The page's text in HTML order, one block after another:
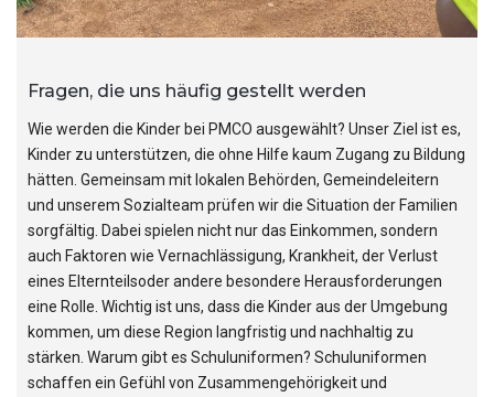
Fragen, die uns häufig gestellt werden
Wie werden die Kinder bei PMCO ausgewählt? Unser Ziel ist es,
Kinder zu unterstützen, die ohne Hilfe kaum Zugang zu Bildung
hätten. Gemeinsam mit lokalen Behörden, Gemeindeleitern
und unserem Sozialteam prüfen wir die Situation der Familien
sorgfältig. Dabei spielen nicht nur das Einkommen, sondern
auch Faktoren wie Vernachlässigung, Krankheit, der Verlust
eines Elternteilsoder andere besondere Herausforderungen
eine Rolle. Wichtig ist uns, dass die Kinder aus der Umgebung
kommen, um diese Region langfristig und nachhaltig zu
stärken. Warum gibt es Schuluniformen? Schuluniformen
schaffen ein Gefühl von Zusammengehörigkeit und